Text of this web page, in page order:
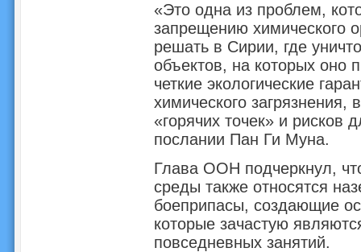
«Это одна из проблем,
запрещению химического
решать в Сирии, где
объектов, на которых оно
четкие экологические
химического загрязнения,
«горячих точек» и рисков
послании Пан Ги Муна.
Глава ООН подчеркнул,
среды также относятся
боеприпасы, создающие
которые зачастую
повседневных занятий.